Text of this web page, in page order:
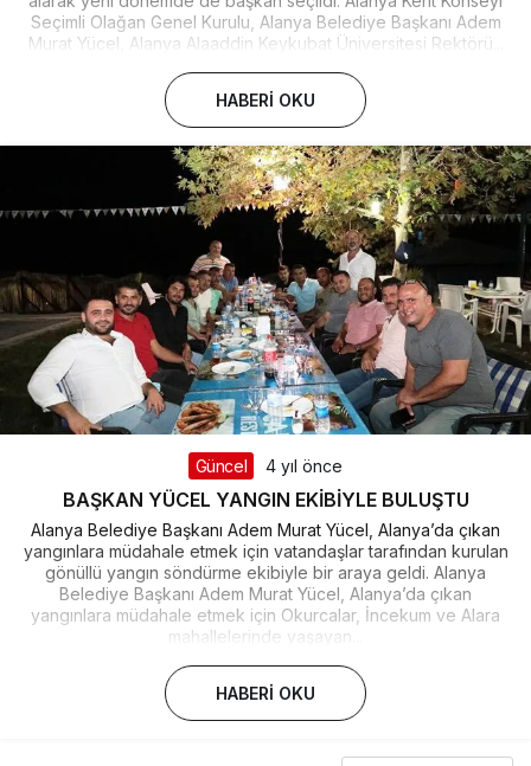
Seçimli Olağan Genel Kurulu, Alanya Belediye Başkanı Adem
Murat Yücel, Alanya Alaaddin Keykubat Üniversitesi Rektörü...
HABERI OKU
Güncel 4 yıl önce
BAŞKAN YÜCEL YANGIN EKİBİYLE BULUŞTU
Alanya Belediye Başkanı Adem Murat Yücel, Alanya’da çıkan
yangınlara müdahale etmek için vatandaşlar tarafından kurulan
gönüllü yangın söndürme ekibiyle bir araya geldi. Alanya
Belediye Başkanı Adem Murat Yücel, Alanya’da çıkan
yangınlara müdahale etmek için Okurcalar, İncekum ve Alara
mahallelerinde yaşayan...
HABERI OKU